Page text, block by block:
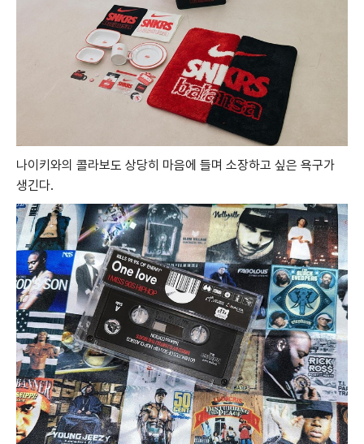
나이키와의 콜라보도 상당히 마음에 들며 소장하고 싶은 욕구가
생긴다.